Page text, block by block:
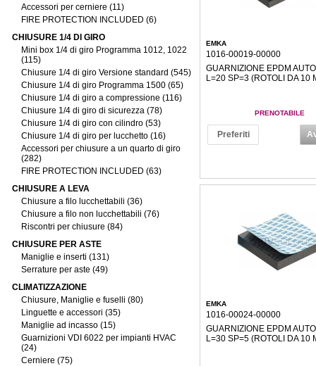
Accessori per cerniere (11)
FIRE PROTECTION INCLUDED (6)
CHIUSURE 1/4 DI GIRO
Mini box 1/4 di giro Programma 1012, 1022
(115)
Chiusure 1/4 di giro Versione standard (545)
Chiusure 1/4 di giro Programma 1500 (65)
Chiusure 1/4 di giro a compressione (116)
Chiusure 1/4 di giro di sicurezza (78)
Chiusure 1/4 di giro con cilindro (53)
Chiusure 1/4 di giro per lucchetto (16)
Accessori per chiusure a un quarto di giro
(282)
FIRE PROTECTION INCLUDED (63)
CHIUSURE A LEVA
Chiusure a filo lucchettabili (36)
Chiusure a filo non lucchettabili (76)
Riscontri per chiusure (84)
CHIUSURE PER ASTE
Maniglie e inserti (131)
Serrature per aste (49)
CLIMATIZZAZIONE
Chiusure, Maniglie e fuselli (80)
Linguette e accessori (35)
Maniglie ad incasso (15)
Guarnizioni VDI 6022 per impianti HVAC
(24)
Cerniere (75)
EMKA
1016-00019-00000
GUARNIZIONE EPDM
L=20 SP=3 (ROTOLI DA 10
PRENOTABILE
Preferiti
EMKA
1016-00024-00000
GUARNIZIONE EPDM
L=30 SP=5 (ROTOLI DA 10